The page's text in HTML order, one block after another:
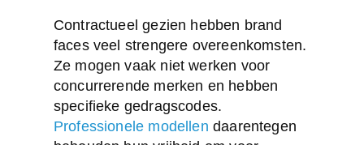
Contractueel gezien hebben brand
faces veel strengere overeenkomsten.
Ze mogen vaak niet werken voor
concurrerende merken en hebben
specifieke gedragscodes.
Professionele modellen daarentegen